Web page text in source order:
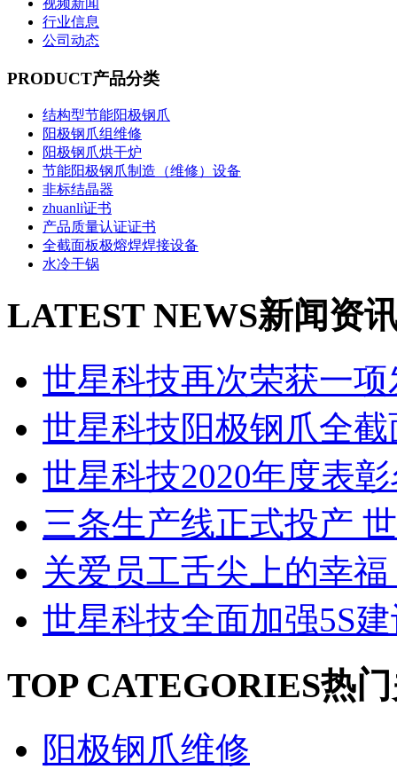
视频新闻
行业信息
公司动态
PRODUCT产品分类
结构型节能阳极钢爪
阳极钢爪组维修
阳极钢爪烘干炉
节能阳极钢爪制造（维修）设备
非标结晶器
zhuanli证书
产品质量认证证书
全截面板极熔焊焊接设备
水冷干锅
LATEST NEWS新闻资
世星科技再次荣获一项
世星科技阳极钢爪全截
世星科技2020年度表
三条生产线正式投产
关爱员工舌尖上的幸福
世星科技全面加强5S
TOP CATEGORIES热
阳极钢爪维修